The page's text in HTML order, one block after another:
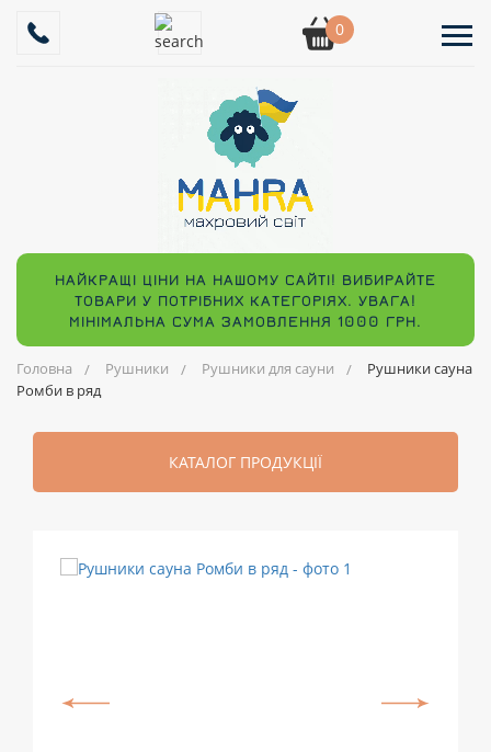
0
НАЙКРАЩІ ЦІНИ НА НАШОМУ САЙТІ! ВИБИРАЙТЕ
ТОВАРИ У ПОТРІБНИХ КАТЕГОРІЯХ. УВАГА!
МІНІМАЛЬНА СУМА ЗАМОВЛЕННЯ 1000 ГРН.
Головна Рушники Рушники для сауни
Рушники сауна
Ромби в ряд
КАТАЛОГ ПРОДУКЦІЇ